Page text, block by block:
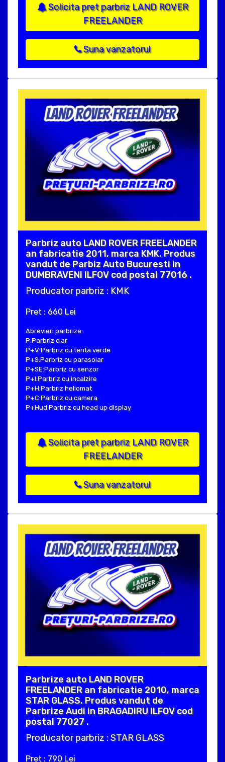
Solicita pret parbriz LAND ROVER
FREELANDER
Suna vanzatorul
Parbriz auto LAND ROVER FREELANDER
an fabricatie 2011, marca KMK. Produs
vandut de Parbiz Auto Bucuresti in
DUMBRAVENI ILFOV cod postal 77016 .
Producator parbriz : KMK
Pret : 660 Lei
Abrevieri parbrize:
P:Parbriz clar
P+V:Parbriz cu tenta verde
P+S:Parbriz cu parasolar
P+SE:Parbriz cu senzor
P+I:Parbriz cu incalzire
P+H:Parbriz heliomat
P+C:Parbriz cu camera
P+Hud:Parbriz cu head up display
Solicita pret parbriz LAND ROVER
FREELANDER
Suna vanzatorul
Parbrize auto LAND ROVER
FREELANDER an fabricatie 2010, marca
STAR GLASS. Produs vandut de
Parbrize Audi in BRAGADIRU ILFOV cod
postal 77027 .
Producator parbriz : STAR GLASS
Pret : 790 Lei